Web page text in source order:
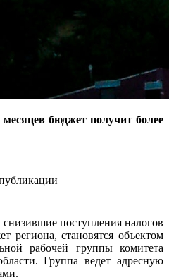
бюджет получит более
поступления налогов
региона, становятся объектом
рабочей группы комитета
Группа ведет адресную